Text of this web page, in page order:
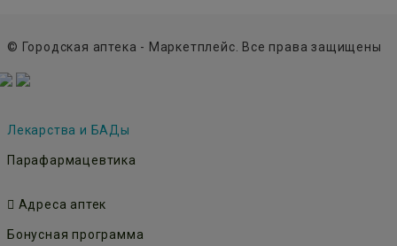
© Городская аптека - Маркетплейс. Все права защищены
Лекарства и БАДы
Парафармацевтика
Адреса аптек
Бонусная программа